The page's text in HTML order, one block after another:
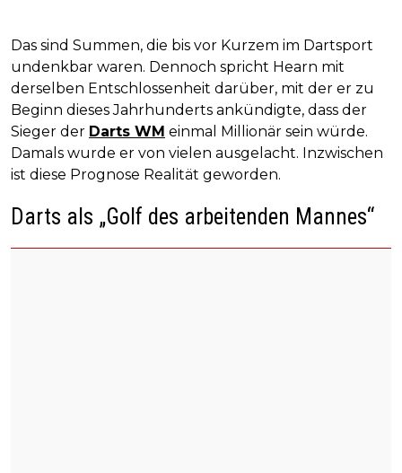
Das sind Summen, die bis vor Kurzem im Dartsport
undenkbar waren. Dennoch spricht Hearn mit
derselben Entschlossenheit darüber, mit der er zu
Beginn dieses Jahrhunderts ankündigte, dass der
Sieger der Darts WM einmal Millionär sein würde.
Damals wurde er von vielen ausgelacht. Inzwischen
ist diese Prognose Realität geworden.
Darts als „Golf des arbeitenden Mannes“